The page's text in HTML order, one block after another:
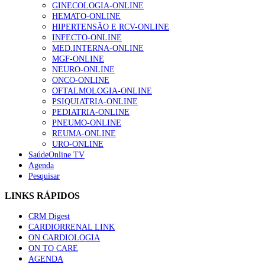
Enfermagem Forense. “Da urgência ao tribunal, cada
gesto conta e cada profissional faz a diferença”
203 visualizações
Alguns milhares de utentes podem ficar sem médico de
família com nova regras do registo, alerta associação
162 visualizações
“Os programas de rastreio do cancro do pulmão são
custo-efetivos e representam um investimento
94 visualizações
Quase quatro em cada dez doentes com enfarte
apresentavam níveis elevados de Lp(a), revela estudo
88 visualizações
GINECOLOGIA-ONLINE
HEMATO-ONLINE
HIPERTENSÃO E RCV-ONLINE
INFECTO-ONLINE
MED.INTERNA-ONLINE
MGF-ONLINE
NEURO-ONLINE
ONCO-ONLINE
OFTALMOLOGIA-ONLINE
PSIQUIATRIA-ONLINE
PEDIATRIA-ONLINE
PNEUMO-ONLINE
REUMA-ONLINE
URO-ONLINE
SaúdeOnline TV
Agenda
Pesquisar
LINKS RÁPIDOS
CRM Digest
CARDIORRENAL LINK
ON CARDIOLOGIA
ON TO CARE
AGENDA